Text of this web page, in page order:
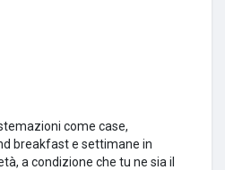
come case,
breakfast e settimane in
a condizione che tu ne sia il